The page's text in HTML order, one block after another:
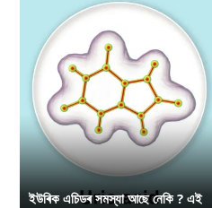
ইউৰিক এচিডৰ সমস্যা আছে নেকি ? এই